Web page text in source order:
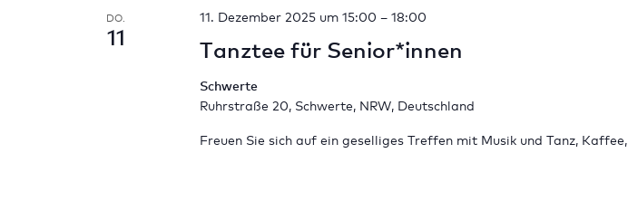
DO.
11 Tanztee für Senior*innen
11. Dezember 2025 um 15:00 – 18:00
Schwerte
Ruhrstraße 20, Schwerte, NRW, Deutschland
Freuen Sie sich auf ein geselliges Treffen mit Musik und Tanz, Kaffee,